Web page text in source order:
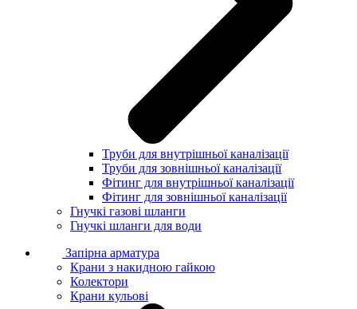
Труби для внутрішньої каналізації
Труби для зовнішньої каналізації
Фітинг для внутрішньої каналізації
Фітинг для зовнішньої каналізації
Гнучкі газові шланги
Гнучкі шланги для води
Запірна арматура
Крани з накидною гайкою
Колектори
Крани кульові